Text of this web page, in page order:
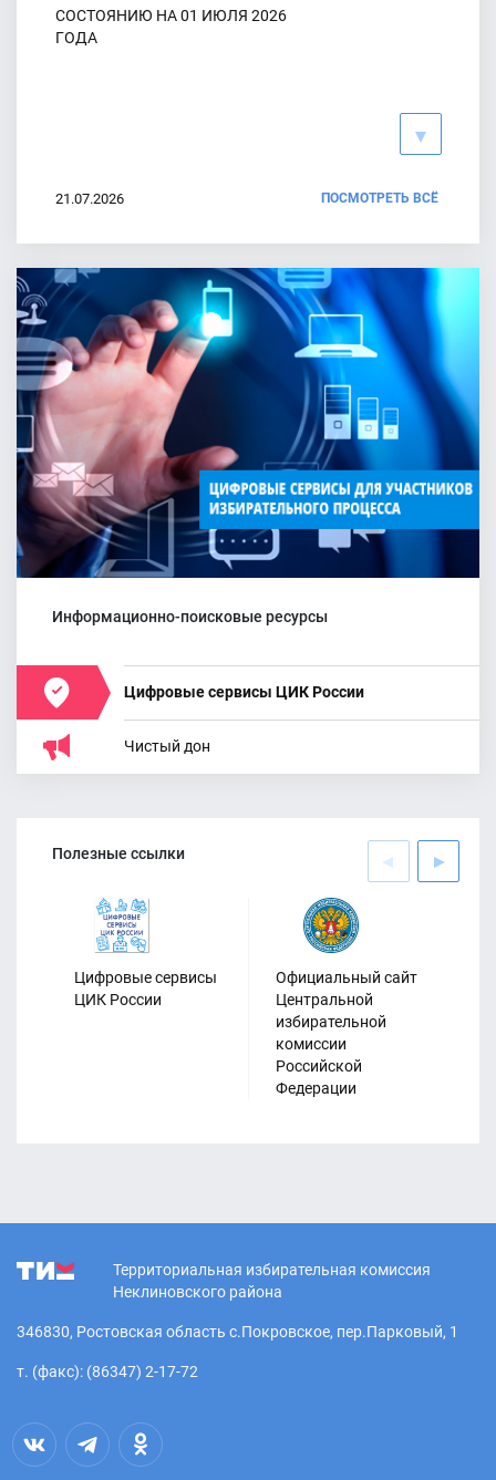
области шестого созыва
Партия "КПРФ" представила документы для заверения списка
кандидатов на выборах депутатов Собраний депутатов
сельских поселений Неклиновского района Ростовской
Партия "СПРАВЕДЛИВАЯ РОССИЯ" представила документы
для заверения списка кандидатов на выборах депутатов
Собраний депутатов сельских поселений Неклиновского
района Ростовской области шестого созыва
27.07.2026
СОСТОЯНИЮ НА 01 ИЮЛЯ 2026
ГОДА
21.07.2026
13.07.2026
График работы ТИК
Неклиновского района по приему
депутаты
27.06.2026
полиграфических организаций
приему заявлений о включении
избирателей в список избирателей
ПОСМОТРЕТЬ ВСЁ
Информационно-поисковые ресурсы
Цифровые сервисы ЦИК России
Чистый дон
Полезные ссылки
Цифровые сервисы
ЦИК России
Официальный сайт
Центральной
избирательной
комиссии
Российской
Федерации
Территориальная избирательная комиссия
Неклиновского района
346830, Ростовская область с.Покровское, пер.Парковый, 1
т. (факс): (86347) 2-17-72